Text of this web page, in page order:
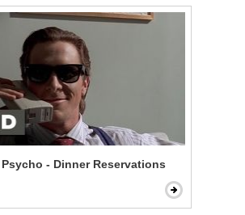
- Dinner Reservations